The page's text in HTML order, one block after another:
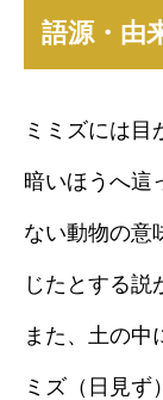
語源・由
ミミズには目
暗いほうへ這
ない動物の意
じたとする説
また、土の中
ミズ（日見ず